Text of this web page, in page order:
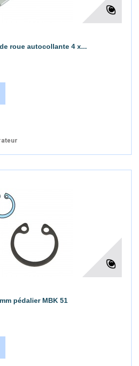
roue autocollante 4 x...
pédalier MBK 51